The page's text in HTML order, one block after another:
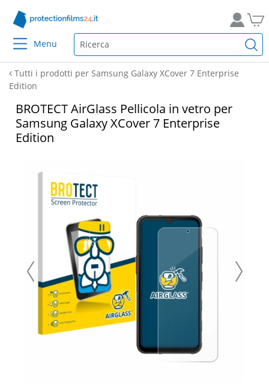
Menu
Tutti i prodotti per Samsung Galaxy XCover 7 Enterprise
Edition
BROTECT AirGlass Pellicola in vetro per
Samsung Galaxy XCover 7 Enterprise
Edition